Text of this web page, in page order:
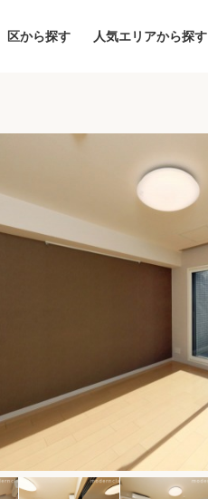
区から探す 人気エリアから探す
地図から探す
保存した物件
閲覧履歴